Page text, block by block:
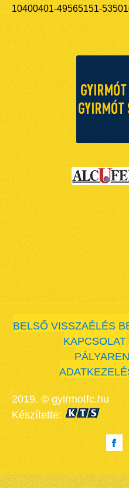
10400401-49565151-
BELSŐ VISSZAÉLÉS
KAPCSOLAT
2019. © gyirmotfc.hu
Készítette: